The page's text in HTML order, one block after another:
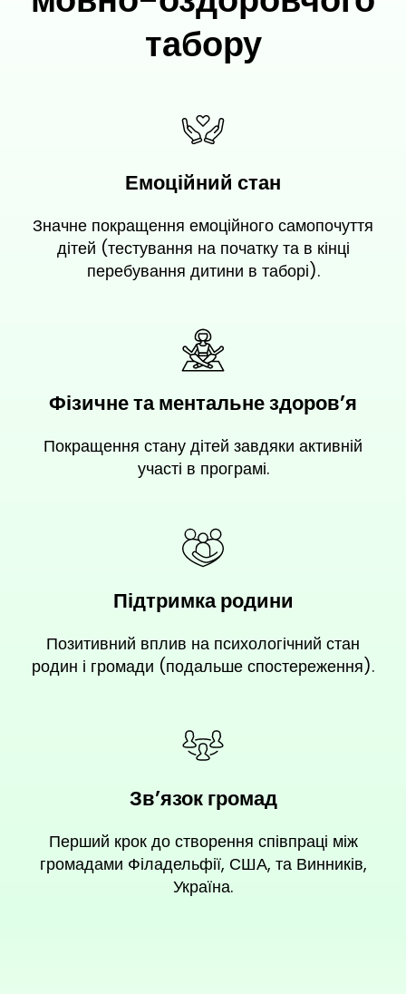
табору
Емоційний стан
Значне покращення емоційного самопочуття
дітей (тестування на початку та в кінці
перебування дитини в таборі).
Фізичне та ментальне здоров’я
Покращення стану дітей завдяки активній
участі в програмі.
Підтримка родини
Позитивний вплив на психологічний стан
родин і громади (подальше спостереження).
Зв’язок громад
Перший крок до створення співпраці між
громадами Філадельфії, США, та Винників,
Україна.